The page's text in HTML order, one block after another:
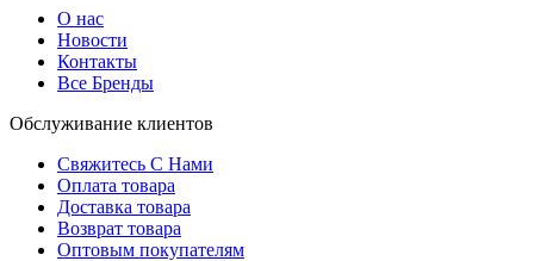
О нас
Новости
Контакты
Все Бренды
Обслуживание клиентов
Свяжитесь С Нами
Оплата товара
Доставка товара
Возврат товара
Оптовым покупателям